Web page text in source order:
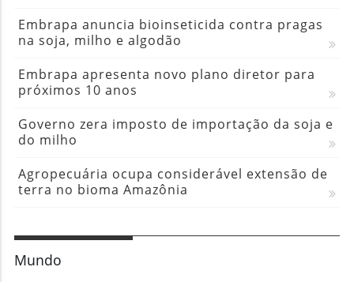
Embrapa anuncia bioinseticida contra pragas
na soja, milho e algodão
Embrapa apresenta novo plano diretor para
próximos 10 anos
Governo zera imposto de importação da soja e
do milho
Agropecuária ocupa considerável extensão de
terra no bioma Amazônia
Mundo